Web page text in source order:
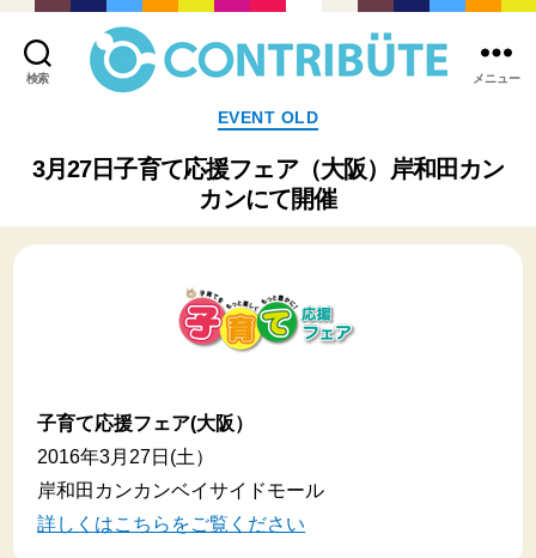
検索
式
社
コ
ン
ト
ビ
ュ
ー
メニュー
カ
テ
ゴ
リ
ー
EVENT OLD
3月27日子育て応援フェア（大阪）岸和田カン
カンにて開催
子育て応援フェア(大阪）
2016年3月27日(土）
岸和田カンカンベイサイドモール
詳しくはこちらをご覧ください